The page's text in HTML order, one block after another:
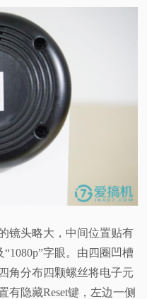
镜头略大，中间位置贴有
字眼。由四圈凹槽
角分布四颗螺丝将电子元
有隐藏Reset键，左边一侧